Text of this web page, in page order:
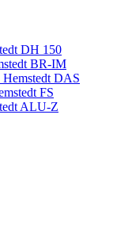
DH 150
BR-IM
Hemstedt DAS
FS
ALU-Z